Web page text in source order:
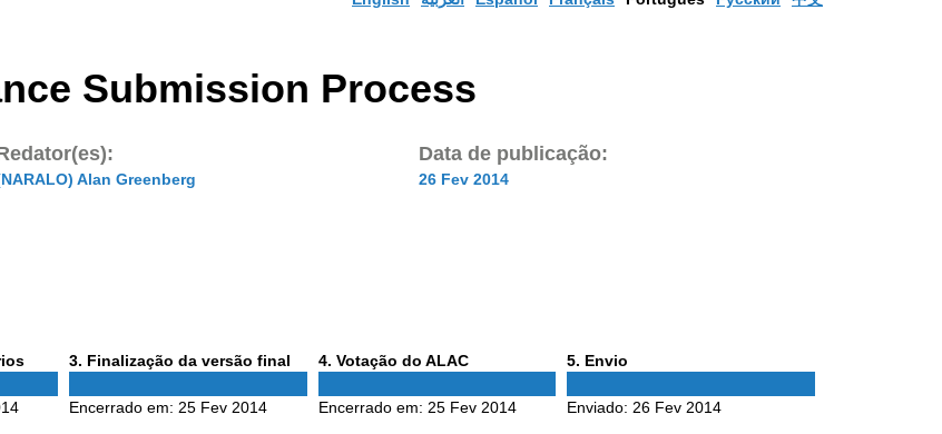
Submission Process
Alan Greenberg
Data de publicação:
26 Fev 2014
3Phase
. Finalização da versão final
Encerrado em:25 Fev 2014
4Phase
. Votação do ALAC
Encerrado em: 25 Fev 2014
5Phase
. Envio
Enviado: 26 Fev 2014